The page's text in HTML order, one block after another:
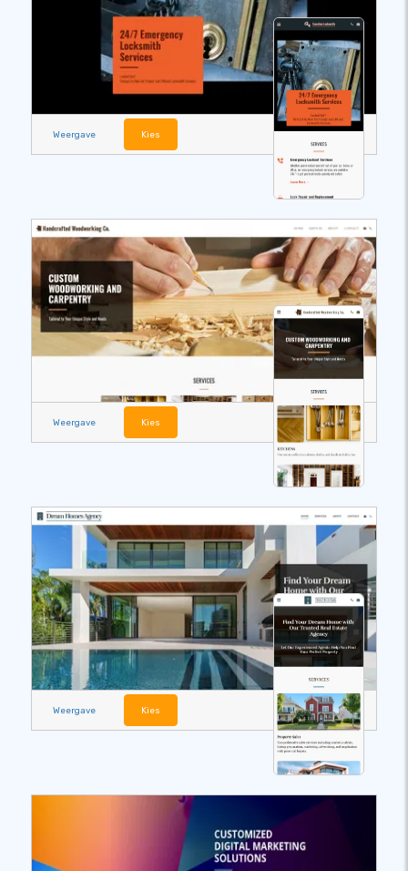
Weergave Kies
Weergave Kies
Weergave Kies